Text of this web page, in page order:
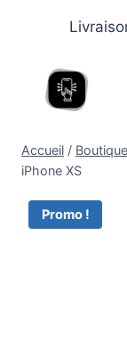
Accueil / Boutique
iPhone XS
Promo !